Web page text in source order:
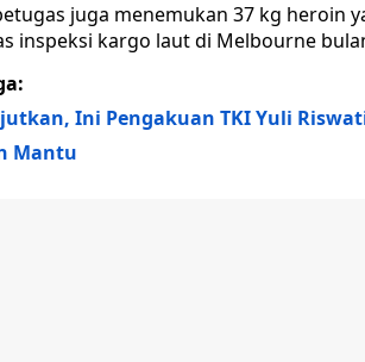
juga menemukan 37 kg heroin
inspeksi kargo laut di Melbourne
Ini Pengakuan TKI Yuli
Mantu